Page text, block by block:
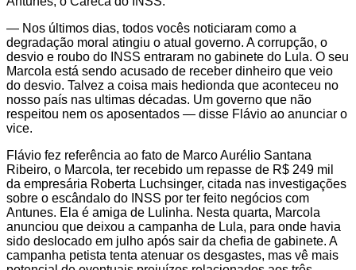
— Nos últimos dias, todos vocês noticiaram como a
degradação moral atingiu o atual governo. A corrupção, o
desvio e roubo do INSS entraram no gabinete do Lula. O seu
Marcola está sendo acusado de receber dinheiro que veio
do desvio. Talvez a coisa mais hedionda que aconteceu no
nosso país nas ultimas décadas. Um governo que não
respeitou nem os aposentados — disse Flávio ao anunciar o
vice.
Flávio fez referência ao fato de Marco Aurélio Santana
Ribeiro, o Marcola, ter recebido um repasse de R$ 249 mil
da empresária Roberta Luchsinger, citada nas investigações
sobre o escândalo do INSS por ter feito negócios com
Antunes. Ela é amiga de Lulinha. Nesta quarta, Marcola
anunciou que deixou a campanha de Lula, para onde havia
sido deslocado em julho após sair da chefia de gabinete. A
campanha petista tenta atenuar os desgastes, mas vê mais